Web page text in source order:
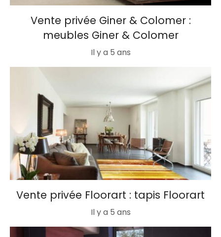
Vente privée Giner & Colomer :
meubles Giner & Colomer
Il y a 5 ans
Vente privée Floorart : tapis Floorart
Il y a 5 ans